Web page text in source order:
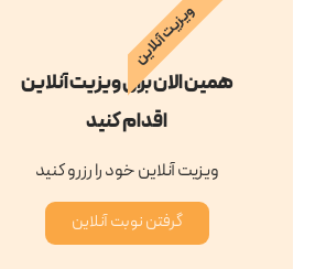
همین الان برای ویزیت آنلاین
اقدام کنید
ویزیت آنلاین خود را رزرو کنید
گرفتن نوبت آنلاین
ویزیت آنلاین